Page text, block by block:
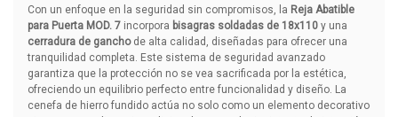
Con un enfoque en la seguridad sin compromisos, la Reja Abatible
para Puerta MOD. 7incorpora bisagras soldadas de 18x110y una
cerradura de ganchode alta calidad, diseñadas para ofrecer una
tranquilidad completa. Este sistema de seguridad avanzado
garantiza que la protección no se vea sacrificada por la estética,
ofreciendo un equilibrio perfecto entre funcionalidad y diseño. La
cenefa de hierro fundido actúa no solo como un elemento decorativo